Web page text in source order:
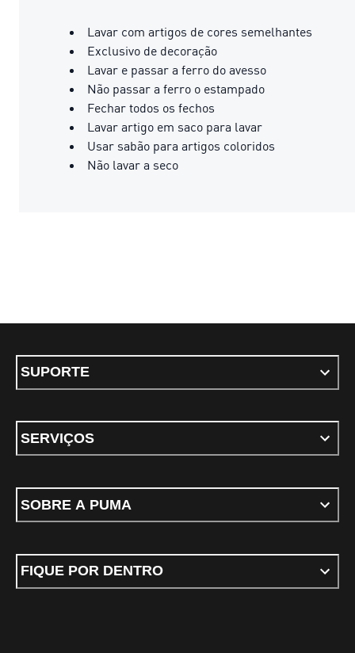
Lavar com artigos de cores semelhantes
Exclusivo de decoração
Lavar e passar a ferro do avesso
Não passar a ferro o estampado
Fechar todos os fechos
Lavar artigo em saco para lavar
Usar sabão para artigos coloridos
Não lavar a seco
SUPORTE
SERVIÇOS
SOBRE A PUMA
FIQUE POR DENTRO